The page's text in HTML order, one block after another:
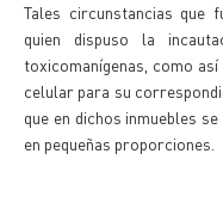
Tales circunstancias que
quien dispuso la
toxicomanígenas, como
celular para su
que en dichos inmuebles
en pequeñas proporciones.